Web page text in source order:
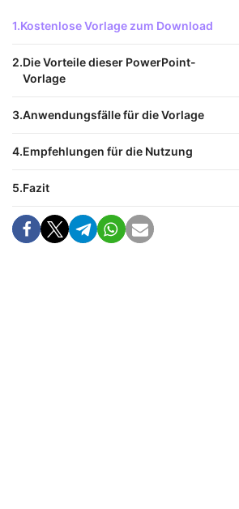
Kostenlose Vorlage zum Download
Die Vorteile dieser PowerPoint-
Vorlage
Anwendungsfälle für die Vorlage
Empfehlungen für die Nutzung
Fazit